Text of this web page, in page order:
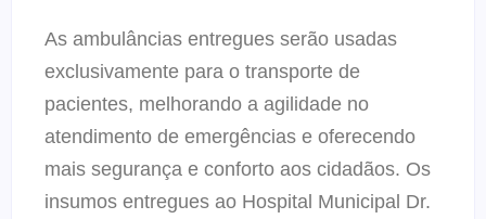
As ambulâncias entregues serão usadas
exclusivamente para o transporte de
pacientes, melhorando a agilidade no
atendimento de emergências e oferecendo
mais segurança e conforto aos cidadãos. Os
insumos entregues ao Hospital Municipal Dr.